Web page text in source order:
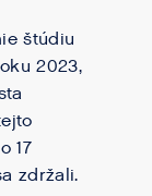
štúdiu
2023,
17
zdržali.